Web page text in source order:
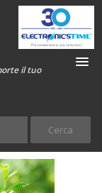
il tuo